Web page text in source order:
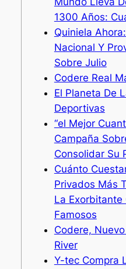
1300 Años:
Quiniela
Nacional Y
Sobre Julio
Codere Real
El Planeta De
Deportivas
“el Mejor
Campaña
Consolidar Su
Cuánto
Privados Más
La Exorbitante
Famosos
Codere,
River
Y-tec Compra